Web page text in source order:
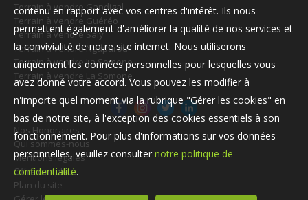
Terrain à vendre Gandigal
Terrain à vendre Guéréo
Terrain à vendre Saly
Terrain à vendre Ngaparou
Terrain à vendre La Somone
Terrain à vendre La Somone
Nos Honoraires
Qui sommes-nous
Mentions légales
Offre complète
Plan du site
contenu en rapport avec vos centres d'intérêt. Ils nous
permettent également d'améliorer la qualité de nos services et
la convivialité de notre site internet. Nous utiliserons
uniquement les données personnelles pour lesquelles vous
avez donné votre accord. Vous pouvez les modifier à
n'importe quel moment via la rubrique "Gérer les cookies" en
bas de notre site, à l'exception des cookies essentiels à son
fonctionnement. Pour plus d'informations sur vos données
personnelles, veuillez consulter notre politique de
confidentialité.